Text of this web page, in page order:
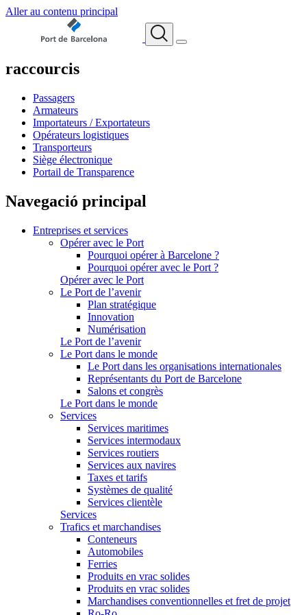
Aller au contenu principal
raccourcis
Passagers
Armateurs
Importateurs / Exportateurs
Opérateurs logistiques
Transporteurs
Siège électronique
Portail de Transparence
Navegació principal
Entreprises et services
Opérer avec le Port
Pourquoi opérer à Barcelone ?
Pourquoi opérer avec le Port ?
Opérer avec le Port
Le Port de l’avenir
Plan stratégique
Innovation
Numérisation
Le Port de l’avenir
Le Port dans le monde
Le Port dans les organisations internationales
Représentants du Port de Barcelone
Salons et congrès
Le Port dans le monde
Services
Services maritimes
Services intermodaux
Services routiers
Services aux navires
Taxes et tarifs
Systèmes de qualité
Services clientèle
Services
Trafics et marchandises
Conteneurs
Automobiles
Ferries
Produits en vrac solides
Produits en vrac solides
Marchandises conventionnelles et fret de projet